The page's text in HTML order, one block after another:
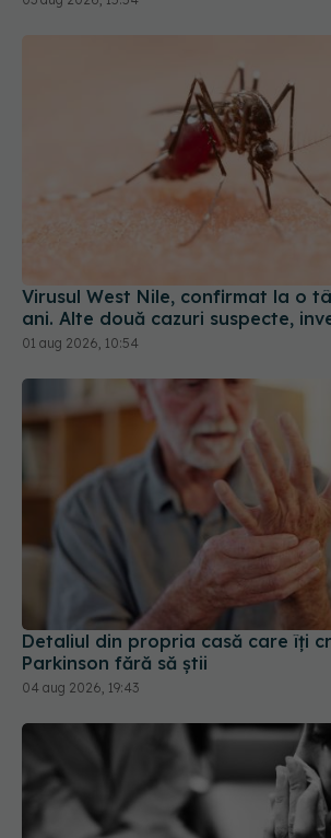
Virusul West Nile, confirmat la o
01 aug 2026, 10:54
Detaliul din propria casă care îți
Parkinson fără să știi
04 aug 2026, 19:43